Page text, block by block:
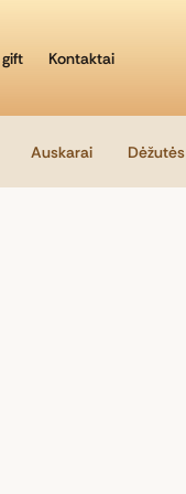
Kontaktai
Auskarai Dėžutės